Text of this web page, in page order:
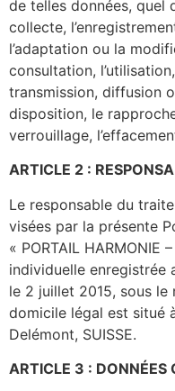
de telles données, quel
collecte,
l’adaptation ou la
consultation,
transmission, diffusion
disposition, le
verrouillage,
ARTICLE 2 :
Le responsable du
visées par la présente
« PORTAIL HARMONIE
individuelle enregistrée
le 2 juillet 2015, sous le
domicile légal est situé
Delémont, SUISSE.
ARTICLE 3 : DONNÉES